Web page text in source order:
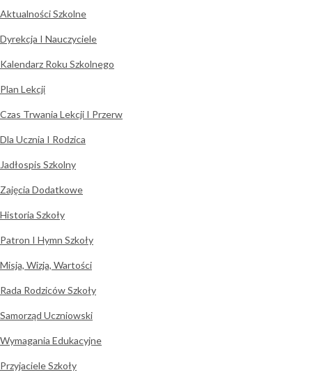
Aktualności Szkolne
Dyrekcja I Nauczyciele
Kalendarz Roku Szkolnego
Plan Lekcji
Czas Trwania Lekcji I Przerw
Dla Ucznia I Rodzica
Jadłospis Szkolny
Zajęcia Dodatkowe
Historia Szkoły
Patron I Hymn Szkoły
Misja, Wizja, Wartości
Rada Rodziców Szkoły
Samorząd Uczniowski
Wymagania Edukacyjne
Przyjaciele Szkoły